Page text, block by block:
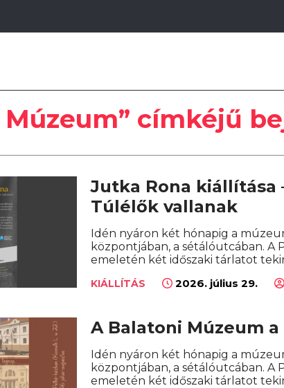
Múzeum” címkéjű
Jutka Rona kiállítása
Túlélők vallanak
Idén nyáron két hónapig a
központjában, a sétálóutcában. A
emeletén két időszaki tárlatot
KIÁLLÍTÁS 2026. július 29.
A Balatoni Múzeum
Idén nyáron két hónapig a
központjában, a sétálóutcában. A
emeletén két időszaki tárlatot